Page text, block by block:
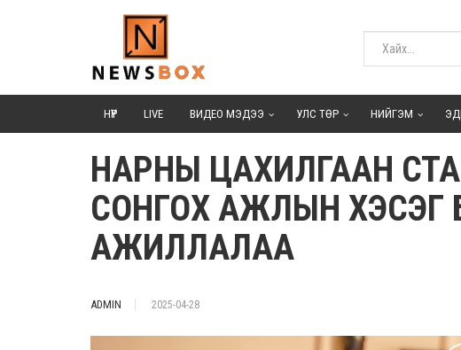
НҮҮР LIVE ВИДЕО МЭДЭЭ УЛС ТӨР НИЙГЭМ
НАРНЫ ЦАХИЛГААН
СОНГОХ АЖЛЫН ХЭСЭГ
АЖИЛЛАЛАА
ADMIN 2025-04-28